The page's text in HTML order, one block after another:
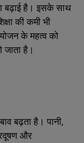
बढ़ाई है। इसके साथ
की कमी भी
के महत्व को
है।
बढ़ता है। पानी,
और